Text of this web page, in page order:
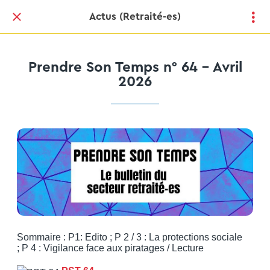
Actus (Retraité-es)
Prendre Son Temps n° 64 - Avril
2026
Sommaire : P1: Edito ; P 2 / 3 : La protections sociale
; P 4 : Vigilance face aux piratages / Lecture